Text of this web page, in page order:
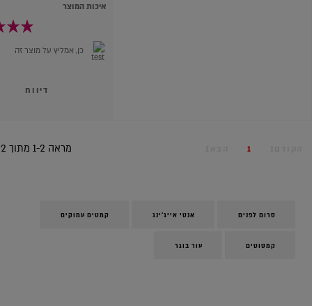
איכות המוצר
כן, אמליץ על מוצר זה
דיווח
מראה 1-2 מתוך 2 1
סרום לפנים אנטי אייג'ינג קמטים עמוקים
קמטוטים עור בוגר